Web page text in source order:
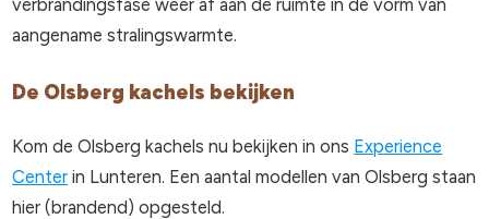
aangename stralingswarmte.
De Olsberg kachels bekijken
Kom de Olsberg kachels nu bekijken in ons Experience
Center in Lunteren. Een aantal modellen van Olsberg staan
hier (brandend) opgesteld.